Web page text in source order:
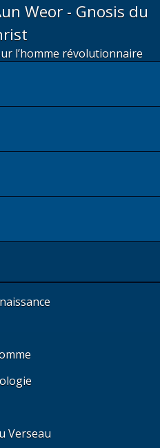
Weor - Gnosis du
l’homme révolutionnaire
Verseau